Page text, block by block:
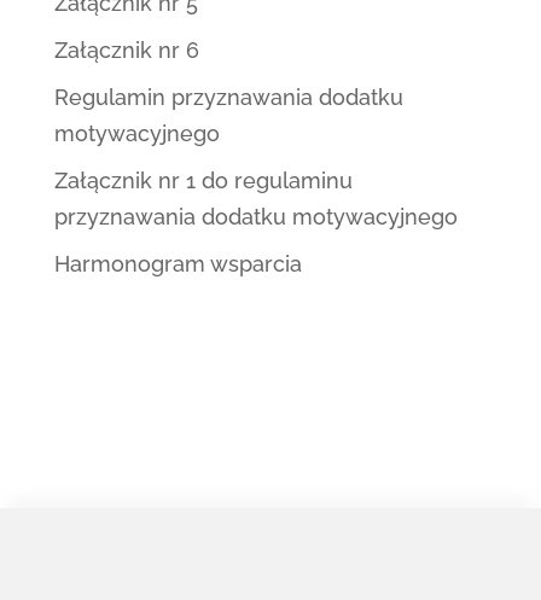
Załącznik nr 6
Regulamin przyznawania dodatku
motywacyjnego
Załącznik nr 1 do regulaminu
przyznawania dodatku motywacyjnego
Harmonogram wsparcia